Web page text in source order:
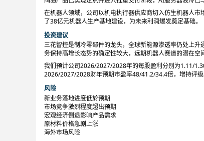
在机器人领域，公司以机电执行器供应商切入仿生机器人
了38亿元机器人生产基地建设，为未来利润爆发奠定基础。
投资建议
三花智控是制冷零部件的龙头，全球新能源渗透率仍处上
务保持高增长态势的确定性较大，远期机器人赛道的潜在空
我们预计公司2026/2027/2028年的每股盈利分别为1.11/
2026/2027/2028财年预期市盈率48/41.2/34.4倍，增持评
风险
新业务落地进度低於预期
市场竞争激烈程度超出预期
宏观经济倒退影响产品需求
原材料价格急剧上涨
海外市场风险